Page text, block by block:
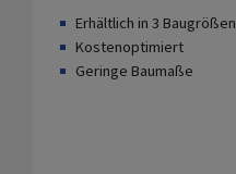
Erhältlich in 3 Baugrößen
Kostenoptimiert
Geringe Baumaße